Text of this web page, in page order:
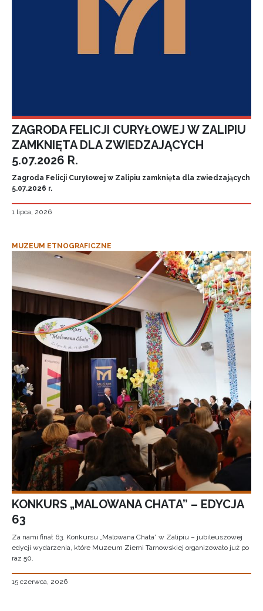
ZAGRODA FELICJI CURYŁOWEJ W ZALIPIU
ZAMKNIĘTA DLA ZWIEDZAJĄCYCH
5.07.2026 R.
Zagroda Felicji Curyłowej w Zalipiu zamknięta dla zwiedzających
5.07.2026 r.
1 lipca, 2026
MUZEUM ETNOGRAFICZNE
KONKURS „MALOWANA CHATA” – EDYCJA
63
Za nami finał 63. Konkursu „Malowana Chata” w Zalipiu – jubileuszowej
edycji wydarzenia, które Muzeum Ziemi Tarnowskiej organizowało już po
raz 50.
15 czerwca, 2026